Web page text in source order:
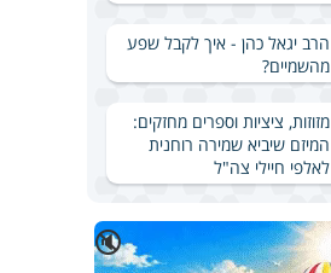
הרב יגאל כהן - איך לקבל שפע
מהשמיים?
מזוזות, ציציות וספרים מחזקים:
המיזם שיביא שמירה רוחנית
לאלפי חיילי צה"ל
🔇